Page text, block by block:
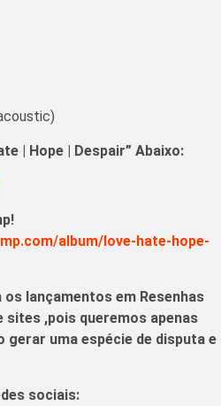
| Hope | Despair” Abaixo:
album/love-hate-hope-
lançamentos em Resenhas
sites ,pois queremos apenas
gerar uma espécie de disputa e
sociais: